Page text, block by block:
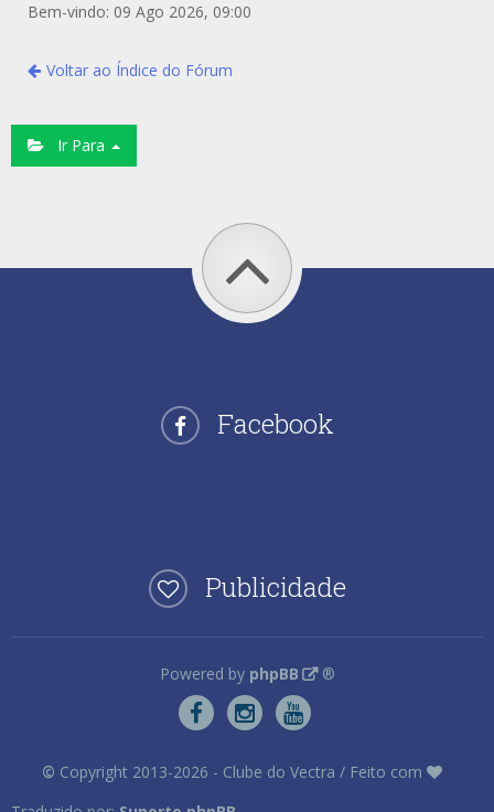
Bem-vindo: 09 Ago 2026, 09:00
Voltar ao Índice do Fórum
Ir Para
Facebook
Publicidade
Powered by phpBB ®
© Copyright 2013-2026 - Clube do Vectra / Feito com